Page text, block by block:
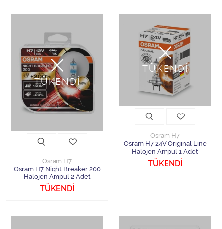
TÜKENDİ
Osram H7
Osram H7 Night Breaker 200
Halojen Ampul 2 Adet
TÜKENDİ
TÜKENDİ
Osram H7
Osram H7 24V Original Line
Halojen Ampul 1 Adet
TÜKENDİ